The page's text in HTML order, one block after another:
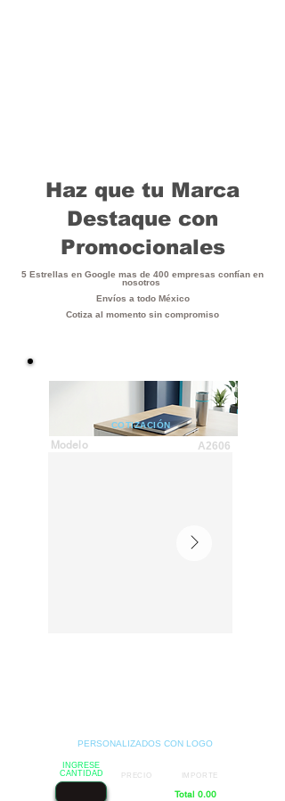
5 Estrellas en Google mas de 400 empresas confían en
nosotros
Envíos a todo México
Cotiza al momento sin compromiso
Haz que tu Marca
Destaque con
Promocionales
COTIZACIÓN
Modelo A2606
PERSONALIZADOS CON LOGO
INGRESE
CANTIDAD
Total 0.00
IMPORTE
PRECIO